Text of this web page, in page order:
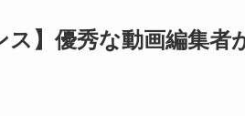
ス】優秀な動画編集